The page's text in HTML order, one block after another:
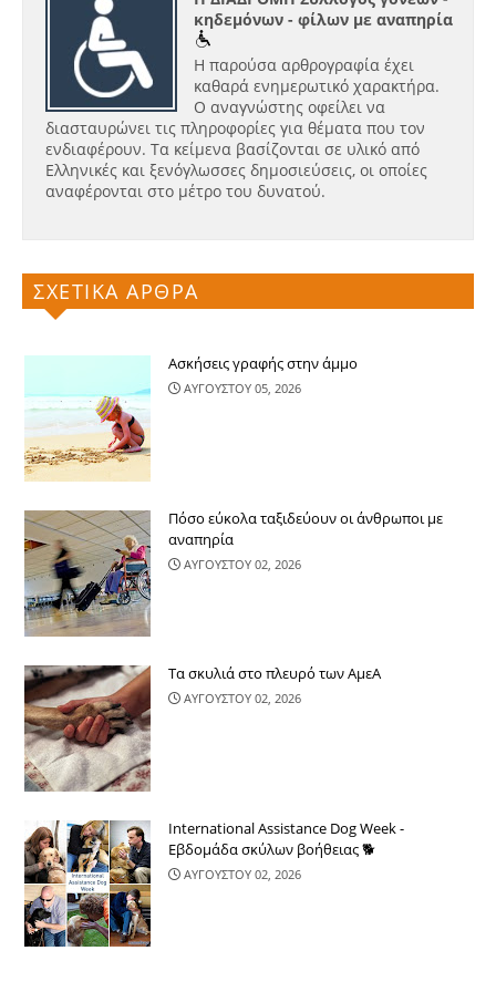
κηδεμόνων - φίλων με αναπηρία
Η παρούσα αρθρογραφία έχει
καθαρά ενημερωτικό χαρακτήρα.
Ο αναγνώστης οφείλει να
διασταυρώνει τις πληροφορίες για θέματα που τον
ενδιαφέρουν. Τα κείμενα βασίζονται σε υλικό από
Ελληνικές και ξενόγλωσσες δημοσιεύσεις, οι οποίες
αναφέρονται στο μέτρο του δυνατού.
ΣΧΕΤΙΚΑ ΑΡΘΡΑ
Ασκήσεις γραφής στην άμμο
ΑΥΓΟΥΣΤΟΥ 05, 2026
Πόσο εύκολα ταξιδεύουν οι άνθρωποι με
αναπηρία
ΑΥΓΟΥΣΤΟΥ 02, 2026
Τα σκυλιά στο πλευρό των ΑμεΑ
ΑΥΓΟΥΣΤΟΥ 02, 2026
International Assistance Dog Week -
Εβδομάδα σκύλων βοήθειας 🐕
ΑΥΓΟΥΣΤΟΥ 02, 2026